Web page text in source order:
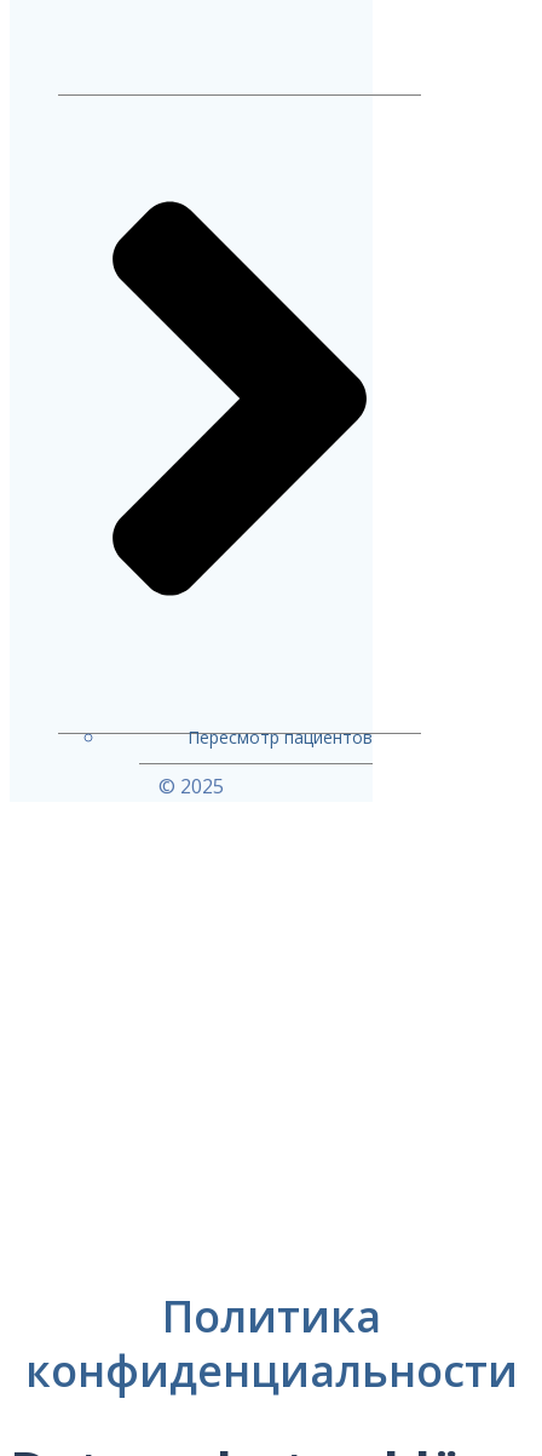
Пересмотр пациентов
© 2025
Политика
конфиденциальности